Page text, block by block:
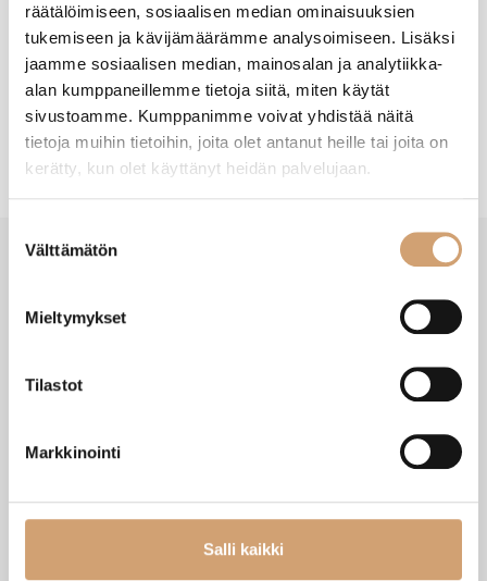
räätälöimiseen, sosiaalisen median ominaisuuksien
tukemiseen ja kävijämäärämme analysoimiseen. Lisäksi
jaamme sosiaalisen median, mainosalan ja analytiikka-
alan kumppaneillemme tietoja siitä, miten käytät
sivustoamme. Kumppanimme voivat yhdistää näitä
tietoja muihin tietoihin, joita olet antanut heille tai joita on
kerätty, kun olet käyttänyt heidän palvelujaan.
valinta
Välttämätön
Mieltymykset
Tilastot
Markkinointi
Salli kaikki
- Tuotteesta ei ole vielä arvosteluja -
New content loaded